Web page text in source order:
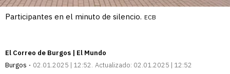
Participantes en el minuto de silencio. ECB
El Correo de Burgos | El Mundo
Burgos
02.01.2025 | 12:52 Actualizado: 02.01.2025 | 12:52